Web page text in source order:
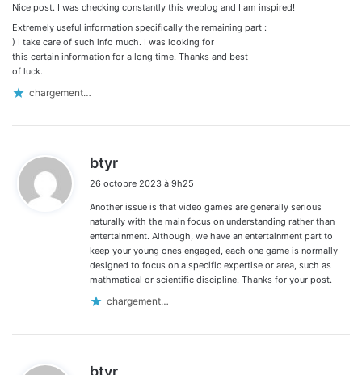
Nice post. I was checking constantly this weblog and I am inspired!
Extremely useful information specifically the remaining part :
) I take care of such info much. I was looking for
this certain information for a long time. Thanks and best
of luck.
chargement…
btyr
t
:
26 octobre 2023 à 9h25
Another issue is that video games are generally serious
naturally with the main focus on understanding rather than
entertainment. Although, we have an entertainment part to
keep your young ones engaged, each one game is normally
designed to focus on a specific expertise or area, such as
mathmatical or scientific discipline. Thanks for your post.
chargement…
btyr